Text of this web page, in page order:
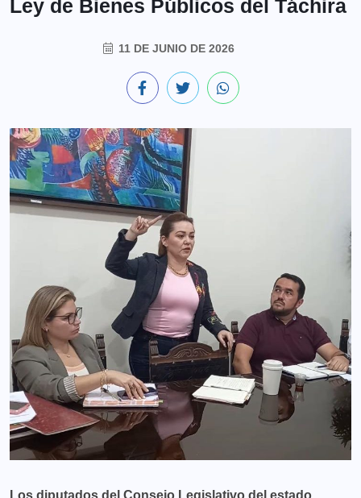
Ley de Bienes Públicos del Táchira
11 DE JUNIO DE 2026
Los diputados del Consejo Legislativo del estado